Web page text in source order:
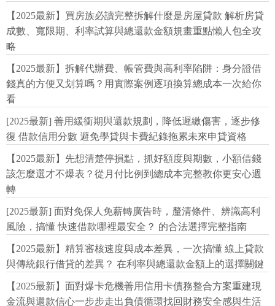
【2025最新】買房族必讀完整拆解什麼是房屋貸款 解析房貸
成數、寬限期、利率試算與總還款金額規畫重點懶人包全攻
略
【2025最新】拆解代辦費、帳管費與高利率陷阱：身分證借
錢真的方便又划算嗎？用實際案例逐項換算總成本一次給你
看
[2025最新] 善用緩衝期與還款規劃，降低遲繳傷害，逐步修
復 借款信用分數 避免學貸與卡費紀錄拖累未來申貸資格
【2025最新】先想清楚停損點，抓好額度與期數，小額借錢
該怎麼選才不爆表？從月付比例到總成本完整教你更安心週
轉
[2025最新] 面對免保人免薪轉廣告時，釐清條件、辨識高利
風險，搞懂 快速借款哪裡最安全？ 的合法選擇完整指南
【2025最新】精算審核速度與成本差異，一次搞懂 線上貸款
與傳統銀行借貸的差異？ 在利率與總還款金額上的選擇關鍵
【2025最新】面對爆卡危機善用信用卡債務整合方案重建現
金流與還款信心一步步走出負債循環找回財務安全感與生活